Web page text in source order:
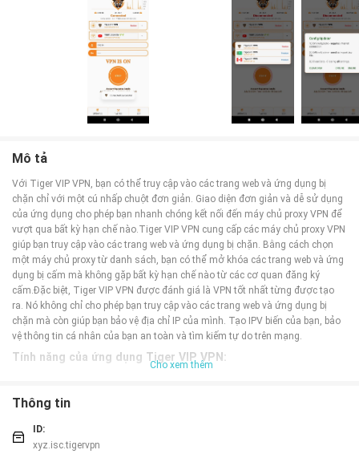
Mô tả
Với Tiger VIP VPN, bạn có thể truy cập vào các trang web và ứng dụng bị
chặn chỉ với một cú nhấp chuột đơn giản. Giao diện đơn giản và dễ sử dụng
của ứng dụng cho phép bạn nhanh chóng kết nối đến máy chủ proxy VPN để
vượt qua bất kỳ hạn chế nào.Tiger VIP VPN cung cấp các máy chủ proxy VPN
giúp bạn truy cập vào các trang web và ứng dụng bị chặn. Bằng cách chọn
một máy chủ proxy từ danh sách, bạn có thể mở khóa các trang web và ứng
dụng bị cấm mà không gặp bất kỳ hạn chế nào từ các cơ quan đăng ký
cấm.Đặc biệt, Tiger VIP VPN được đánh giá là VPN tốt nhất từng được tạo
ra. Nó không chỉ cho phép bạn truy cập vào các trang web và ứng dụng bị
chặn mà còn giúp bạn bảo vệ địa chỉ IP của mình. Tạo IPV biến của bạn, bảo
vệ thông tin cá nhân của bạn an toàn và tìm kiếm tự do trên mạng.
Tính năng của ứng dụng Tiger VIP VPN:
❤ Máy chủ proxy VPN: Ứng dụng cung cấp máy chủ proxy VPN mạnh mẽ,
giúp bạn bỏ chặn trang web và ứng dụng một cách dễ dàng.
❤ Bỏ chặn trang web và ứng dụng: Với Tiger VIP VPN, bạn có thể chọn một
máy chủ proxy và mở khóa các trang web hoặc ứng dụng bị cấm một cách
Cho xem thêm
Thông tin
ID:
xyz.isc.tigervpn